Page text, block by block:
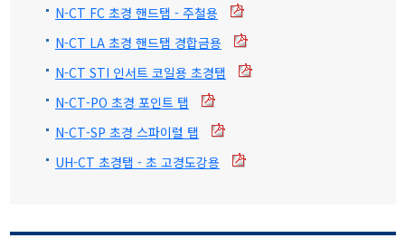
N-CT FC 초경 핸드탭 - 주철용
N-CT LA 초경 핸드탭 경합금용
N-CT STI 인서트 코일용 초경탭
N-CT-PO 초경 포인트 탭
N-CT-SP 초경 스파이럴 탭
UH-CT 초경탭 - 초 고경도강용